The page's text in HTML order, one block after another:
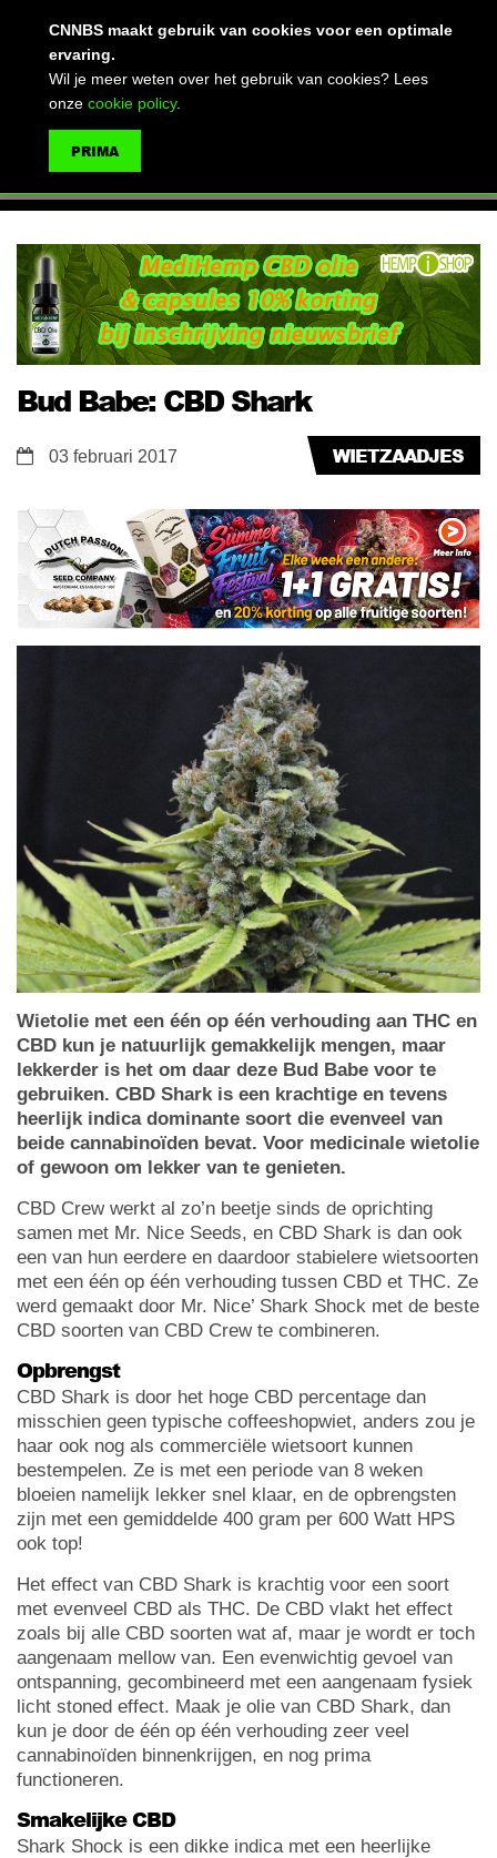
Bud Babe: CBD Shark
WIETZAADJES
03 februari 2017
Wietolie met een één op één verhouding aan THC en
CBD kun je natuurlijk gemakkelijk mengen, maar
lekkerder is het om daar deze Bud Babe voor te
gebruiken. CBD Shark is een krachtige en tevens
heerlijk indica dominante soort die evenveel van
beide cannabinoïden bevat. Voor medicinale wietolie
of gewoon om lekker van te genieten.
CBD Crew werkt al zo’n beetje sinds de oprichting
samen met Mr. Nice Seeds, en CBD Shark is dan ook
een van hun eerdere en daardoor stabielere wietsoorten
met een één op één verhouding tussen CBD et THC. Ze
werd gemaakt door Mr. Nice’ Shark Shock met de beste
CBD soorten van CBD Crew te combineren.
Opbrengst
CBD Shark is door het hoge CBD percentage dan
misschien geen typische coffeeshopwiet, anders zou je
haar ook nog als commerciële wietsoort kunnen
bestempelen. Ze is met een periode van 8 weken
bloeien namelijk lekker snel klaar, en de opbrengsten
zijn met een gemiddelde 400 gram per 600 Watt HPS
ook top!
Het effect van CBD Shark is krachtig voor een soort
met evenveel CBD als THC. De CBD vlakt het effect
zoals bij alle CBD soorten wat af, maar je wordt er toch
aangenaam mellow van. Een evenwichtig gevoel van
ontspanning, gecombineerd met een aangenaam fysiek
licht stoned effect. Maak je olie van CBD Shark, dan
kun je door de één op één verhouding zeer veel
cannabinoïden binnenkrijgen, en nog prima
functioneren.
Smakelijke CBD
Shark Shock is een dikke indica met een heerlijke
CNNBS maakt gebruik van cookies voor een optimale
ervaring.
Wil je meer weten over het gebruik van cookies? Lees
onze cookie policy.
PRIMA